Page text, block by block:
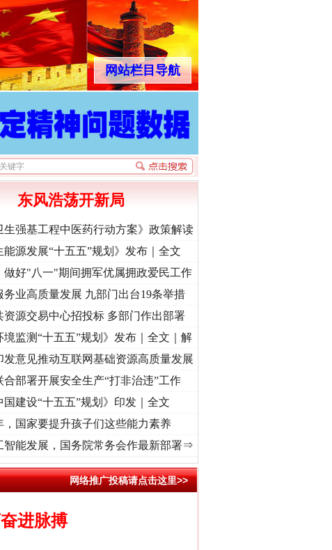
网站栏目导航
船起航处 潮起..·[视频]一首歌的时间，读懂乐至的“诗与远方”
东风浩荡开新局
生强基工程中医药行动方案》政策解读
能源发展“十五五”规划》发布｜全文
做好"八一"期间拥军优属拥政爱民工作
务业高质量发展 九部门出台19条举措
资源交易中心招投标 多部门作出部署
境监测“十五五”规划》发布｜全文｜解
发意见推动互联网基础资源高质量发展
合部署开展安全生产“打非治违”工作
国建设“十五五”规划》印发｜全文
，国家要提升孩子们这些能力素养
智能发展，国务院常务会作最新部署⇒
网络推广投稿请点击这里>>
进脉搏